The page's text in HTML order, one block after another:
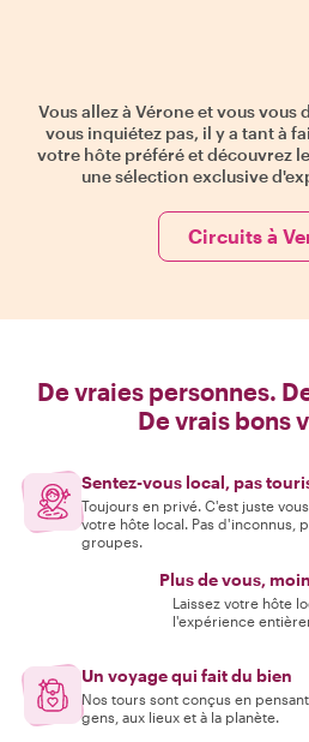
Vous allez à Vérone et vous vous
vous inquiétez pas, il y a tant à
votre hôte préféré et découvrez
une sélection exclusive
Circuits à
De vraies personnes.
De vrais bons
Sentez-vous local, pas
Toujours en privé. C'est juste
votre hôte local. Pas d'inconnus,
groupes.
Plus de vous,
Laissez votre hôte
l'expérience
Un voyage qui fait du bien
Nos tours sont conçus en
gens, aux lieux et à la planète.